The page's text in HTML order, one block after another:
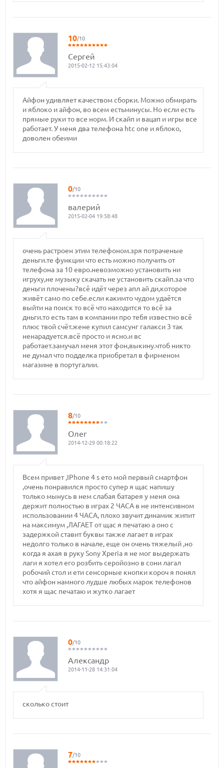
10/10
Сергей
2015-02-12 15:43:04
Айфон удивляет качеством сборки. Можно обмирать
и яблоко и айфон, во всем естьминусы. Но если есть
прямые руки то все норм. И скайп и вацап и игры все
работает. У меня два телефона htc one и яблоко,
доволен обеими
0/10
валерий
2015-02-04 19:58:48
очень растроен этим телефоном.зря потраченые
деньги.те функции что есть можно получить от
телефона за 10 евро.невозможно установить ни
игруху,не музыку скачать не установить скайп.за что
деньги плочены?всё идёт через апл ай ди,которое
живёт само по себе.если какимто чудом удаётся
выйти на поиск то всё что находится то всё за
дньги.то есть там в компании про тебя известно всё
плюс твой счёт.жене купил самсунг галакси 3 так
ненарадуется.всё просто и ясно.и вс
работает.замучал меня этот фон,выкину.чтоб никто
не думал что подделка приобретал в фирменом
магазине в португалии.
8/10
Олег
2014-12-29 00:18:22
Всем привет ,IPhone 4 s ето мой первый смартфон
,очень понравился просто супер я щас напишу
только мынусь в нем слабая батарея у меня она
держит полностью в играх 2 ЧАСА в не интенсивном
использовании 4 ЧАСА, плохо звучит динамик жипит
на максимум ,ЛАГАЕТ от щас я печатаю а оно с
задержкой ставит буквы также лагает в играх
недолго только в начале, еще он очень тяжелый ,но
когда я ахая в руку Sony Xperia я не мог выдержать
лаги я хотел его розбить серойозно в сони лагал
робочий стол и ети сенсорные кнопки короч я понял
что айфон намного лудше любых марок телефонов
хотя я щас печатаю и жутко лагает
0/10
Александр
2014-11-28 14:31:04
сколько стоит
7/10